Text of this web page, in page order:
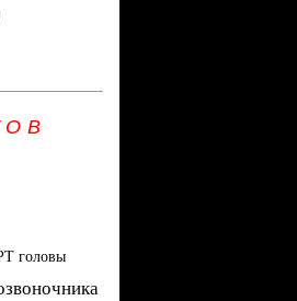
головы